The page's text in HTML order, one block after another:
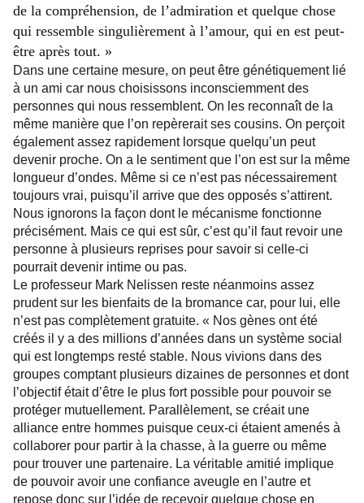
de la compréhension, de l’admiration et quelque chose
qui ressemble singulièrement à l’amour, qui en est peut-
être après tout. »
Dans une certaine mesure, on peut être génétiquement lié
à un ami car nous choisissons inconsciemment des
personnes qui nous ressemblent. On les reconnaît de la
même manière que l’on repèrerait ses cousins. On perçoit
également assez rapidement lorsque quelqu’un peut
devenir proche. On a le sentiment que l’on est sur la même
longueur d’ondes. Même si ce n’est pas nécessairement
toujours vrai, puisqu’il arrive que des opposés s’attirent.
Nous ignorons la façon dont le mécanisme fonctionne
précisément. Mais ce qui est sûr, c’est qu’il faut revoir une
personne à plusieurs reprises pour savoir si celle-ci
pourrait devenir intime ou pas.
Le professeur Mark Nelissen reste néanmoins assez
prudent sur les bienfaits de la bromance car, pour lui, elle
n’est pas complètement gratuite. « Nos gènes ont été
créés il y a des millions d’années dans un système social
qui est longtemps resté stable. Nous vivions dans des
groupes comptant plusieurs dizaines de personnes et dont
l’objectif était d’être le plus fort possible pour pouvoir se
protéger mutuellement. Parallèlement, se créait une
alliance entre hommes puisque ceux-ci étaient amenés à
collaborer pour partir à la chasse, à la guerre ou même
pour trouver une partenaire. La véritable amitié implique
de pouvoir avoir une confiance aveugle en l’autre et
repose donc sur l’idée de recevoir quelque chose en